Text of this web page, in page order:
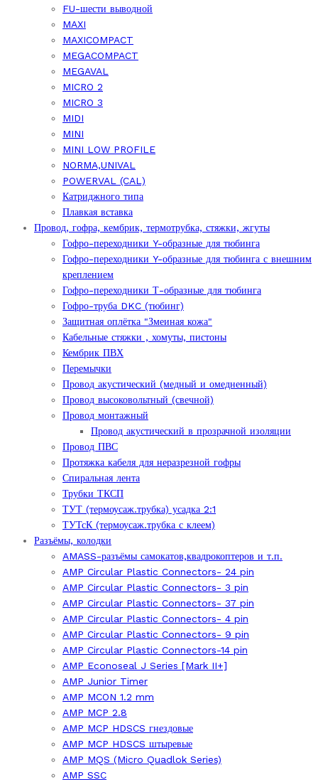
FU-шести выводной
MAXI
MAXICOMPACT
MEGACOMPACT
MEGAVAL
MICRO 2
MICRO 3
MIDI
MINI
MINI LOW PROFILE
NORMA,UNIVAL
POWERVAL (CAL)
Катриджного типа
Плавкая вставка
Провод, гофра, кембрик, термотрубка, стяжки, жгуты
Гофро-переходники Y-образные для тюбинга
Гофро-переходники Y-образные для тюбинга с внешним
креплением
Гофро-переходники Т-образные для тюбинга
Гофро-труба DKC (тюбинг)
Защитная оплётка "Змеиная кожа"
Кабельные стяжки , хомуты, пистоны
Кембрик ПВХ
Перемычки
Провод акустический (медный и омедненный)
Провод высоковольтный (свечной)
Провод монтажный
Провод акустический в прозрачной изоляции
Провод ПВС
Протяжка кабеля для неразрезной гофры
Спиральная лента
Трубки ТКСП
ТУТ (термоусаж.трубка) усадка 2:1
ТУТсК (термоусаж.трубка с клеем)
Разъёмы, колодки
AMASS-разъёмы самокатов,квадрокоптеров и т.п.
AMP Circular Plastic Connectors- 24 pin
AMP Circular Plastic Connectors- 3 pin
AMP Circular Plastic Connectors- 37 pin
AMP Circular Plastic Connectors- 4 pin
AMP Circular Plastic Connectors- 9 pin
AMP Circular Plastic Connectors-14 pin
AMP Econoseal J Series [Mark II+]
AMP Junior Timer
AMP MCON 1.2 mm
AMP MCP 2.8
AMP MCP HDSCS гнездовые
AMP MCP HDSCS штыревые
AMP MQS (Micro Quadlok Series)
AMP SSC